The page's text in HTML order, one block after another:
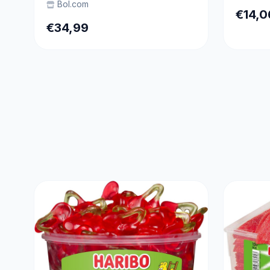
Bol.com
€34,99